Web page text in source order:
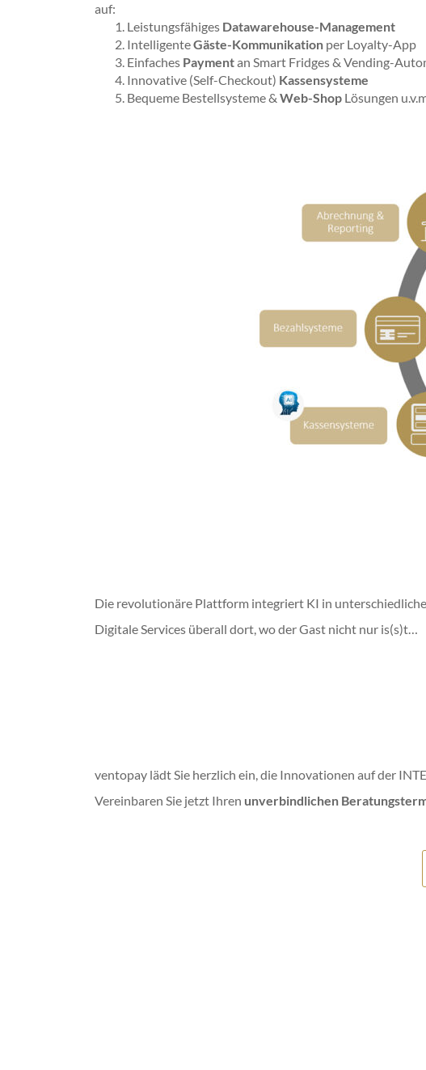
auf:
Leistungsfähiges Datawarehouse-Management
IntelligenteGäste-Kommunikation per Loyalty-App
Einfaches Paymentan Smart Fridges & Vending-
Innovative (Self-Checkout) Kassensysteme
Bequeme Bestellsysteme & Web-Shop Lösungen
Die revolutionäre Plattform integriert KI in
Digitale Services überall dort, wo der Gast nicht nur is(s)t…
ventopay lädt Sie herzlich ein, die Innovationen auf der
Vereinbaren Sie jetzt Ihren unverbindlichen